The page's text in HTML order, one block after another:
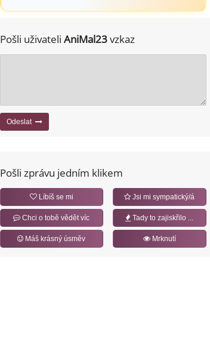
Pošli uživateli AniMal23vzkaz
Odeslat
Pošli zprávu jedním klikem
Líbíš se mi Jsi mi sympatický/á
Chci o tobě vědět víc Tady to zajiskřilo ...
Máš krásný úsměv Mrknutí